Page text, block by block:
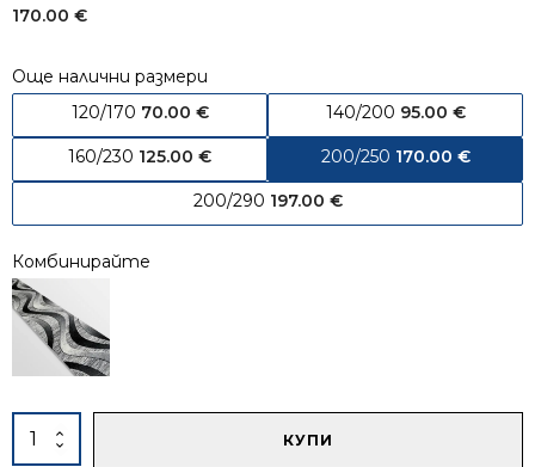
170.00 €
Още налични размери
120/170 70.00 € 140/200 95.00 €
160/230 125.00 € 200/250 170.00 €
200/290 197.00 €
Комбинирайте
количество
за
КУПИ